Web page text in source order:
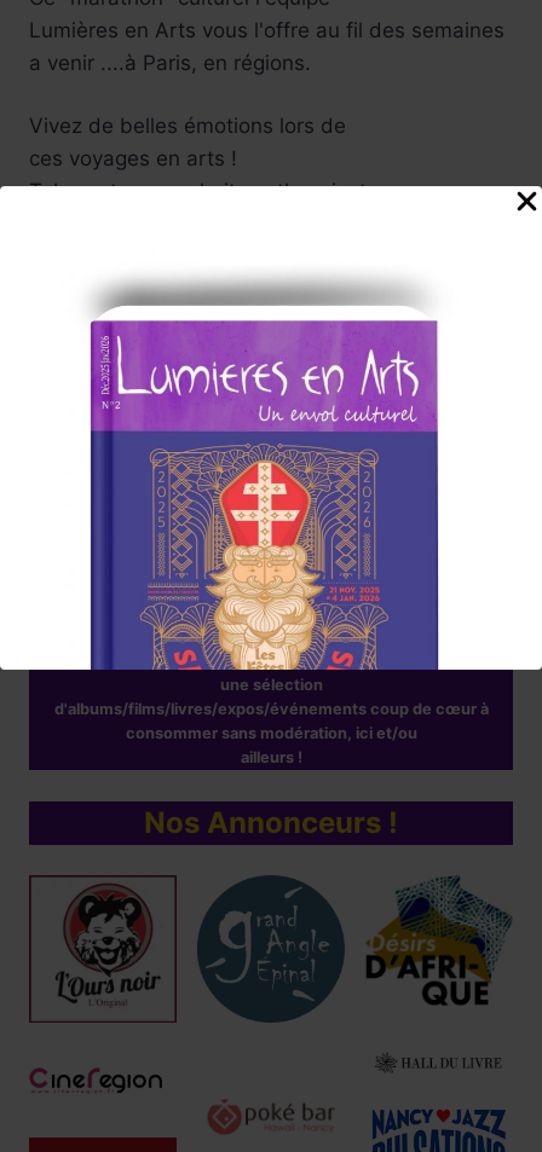
Réservez !
Lumières en Arts vous l'offre au fil des semaines
a venir ....à Paris, en régions.
Vivez de belles émotions lors de
ces voyages en arts !
Tels sont nos souhaits enthousiastes ....
suggestions .
Carine, et toute l'équipe
de rédaction du Magazine
Abonnez-vous à la Newsletter
Lumières en Arts
www.lumieresenarts.fr
@lumieresenartsofficiel
« DEMANDEZ LE PROGRAMME »
Chaque mois la rédaction de Lumières en Arts vous proposera
une sélection
d'albums/films/livres/expos/événements coup de cœur à
consommer sans modération, ici et/ou
ailleurs !
Nos Annonceurs !